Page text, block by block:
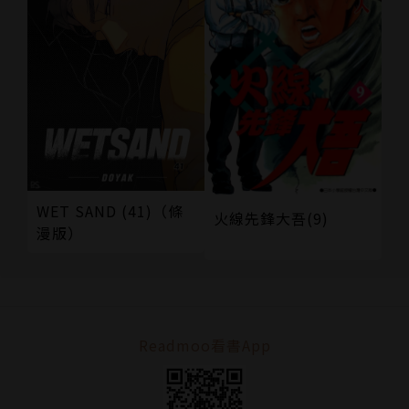
WET SAND (41)（條
漫版）
火線先鋒大吾(9)